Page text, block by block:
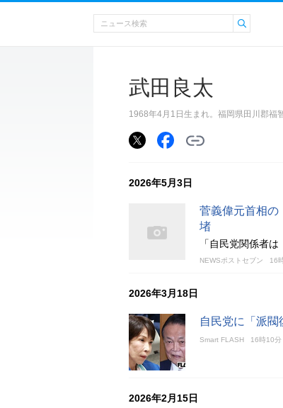
武田良太
1968年4月1日生まれ。福岡県田川郡福
2026年5月3日
菅義偉元首相の
堵
「自民党関係者
NEWSポストセブン 16
2026年3月18日
自民党に「派
Smart FLASH 16時10分
2026年2月15日